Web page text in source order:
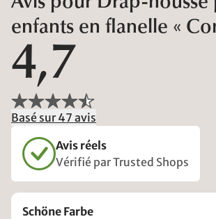
enfants en flanelle «
4,7
Basé sur 47 avis
Avis réels
Vérifié par Trusted Shops
Schöne Farbe